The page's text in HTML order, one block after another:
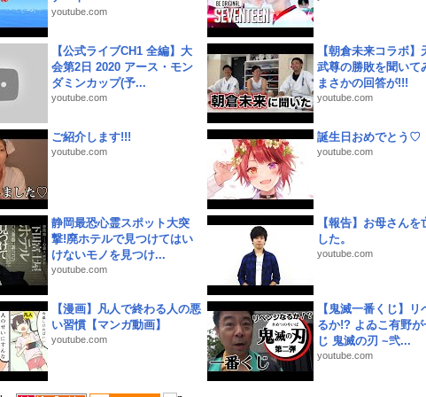
youtube.com
【公式ライブCH1 全編】大
会第2日 2020 アース・モン
ダミンカップ(予...
youtube.com
【朝倉未来コラボ】
武尊の勝敗を聞いて
まさかの回答が!!!
youtube.com
ご紹介します!!!
youtube.com
誕生日おめでとう♡
youtube.com
静岡最恐心霊スポット大突
撃!廃ホテルで見つけてはい
けないモノを見つけ...
youtube.com
【報告】お母さんを
した。
youtube.com
【漫画】凡人で終わる人の悪
い習慣【マンガ動画】
youtube.com
【鬼滅一番くじ】リ
るか!? よゐこ有野が
じ 鬼滅の刃 ~弐...
youtube.com